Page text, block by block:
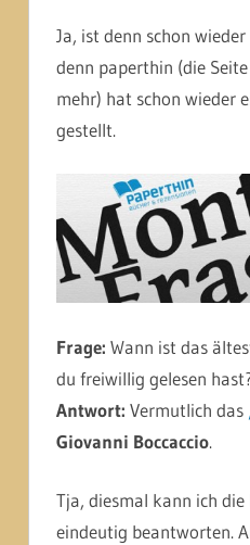
Ja, ist denn schon
denn paperthin (die
mehr) hat schon wieder
gestellt.
Frage: Wann ist das
du freiwillig gelesen
Antwort: Vermutlich das
Giovanni Boccaccio.
Tja, diesmal kann ich
eindeutig beantworten.